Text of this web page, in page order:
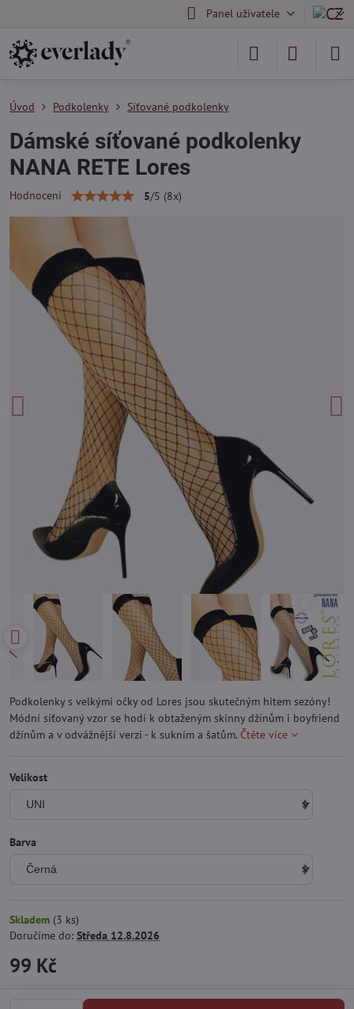
Panel uživatele
Úvod Podkolenky Síťované podkolenky
Dámské síťované podkolenky
NANA RETE Lores
Hodnocení 5/5 (8x)
Podkolenky s velkými očky od Lores jsou skutečným hitem sezóny!
Módní síťovaný vzor se hodí k obtaženým skinny džínům i boyfriend
džínům a v odvážnější verzi - k sukním a šatům. Čtěte více
Velikost
Barva
Skladem (3 ks)
Doručíme do: Středa 12.8.2026
99 Kč